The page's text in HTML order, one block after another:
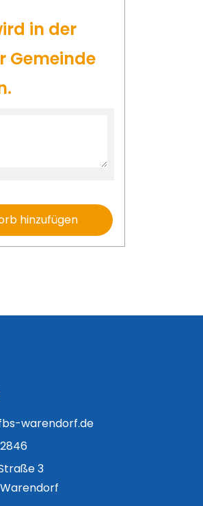
in der
Gemeinde
hinzufügen
warendorf.de
3
Warendorf